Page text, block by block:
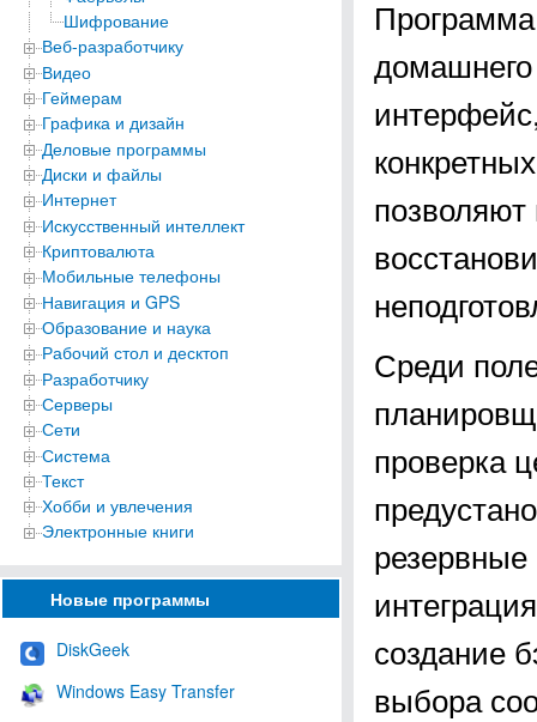
Шифрование
Веб-разработчику
Видео
Геймерам
Графика и дизайн
Деловые программы
Диски и файлы
Интернет
Искусственный интеллект
Криптовалюта
Мобильные телефоны
Навигация и GPS
Образование и наука
Рабочий стол и десктоп
Разработчику
Серверы
Сети
Система
Текст
Хобби и увлечения
Электронные книги
Новые программы
DiskGeek
Windows Easy Transfer
домашнего
позволяют
Среди
проверка
создание
выбора